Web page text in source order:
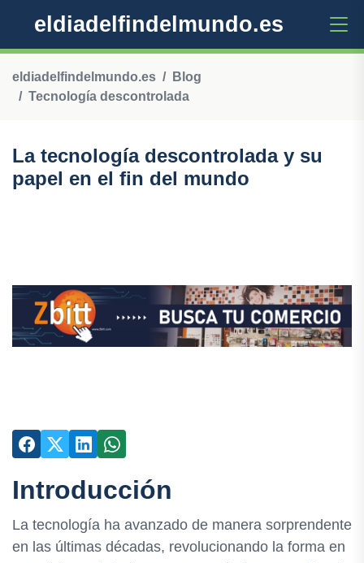
eldiadelfindelmundo.es
eldiadelfindelmundo.es
Blog
Tecnología descontrolada
La tecnología descontrolada y su
papel en el fin del mundo
Introducción
La tecnología ha avanzado de manera sorprendente
en las últimas décadas, revolucionando la forma en